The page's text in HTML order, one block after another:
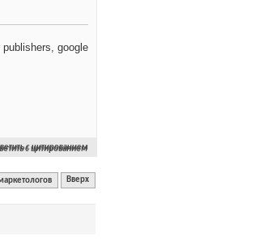
publishers, google
с цитированием
Вверх